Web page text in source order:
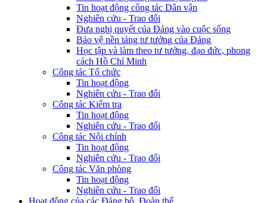
Tin hoạt động công tác Dân vận
Nghiên cứu - Trao đổi
Đưa nghị quyết của Đảng vào cuộc sống
Bảo vệ nền tảng tư tưởng của Đảng
Học tập và làm theo tư tưởng, đạo đức, phong
cách Hồ Chí Minh
Công tác Tổ chức
Tin hoạt động
Nghiên cứu - Trao đổi
Công tác Kiểm tra
Tin hoạt động
Nghiên cứu - Trao đổi
Công tác Nội chính
Tin hoạt động
Nghiên cứu - Trao đổi
Công tác Văn phòng
Tin hoạt động
Nghiên cứu - Trao đổi
Hoạt động của các Đảng bộ, Đoàn thể